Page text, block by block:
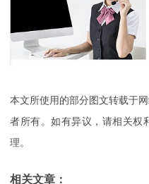
本文所使用的部分图文转载于
者所有。如有异议，请相关权
理。
相关文章：